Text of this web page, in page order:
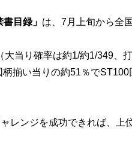
目録」 は、7月上旬から全
当り確率は約1/約1/349、
揃い当りの約51％でST100
レンジを成功できれば、上